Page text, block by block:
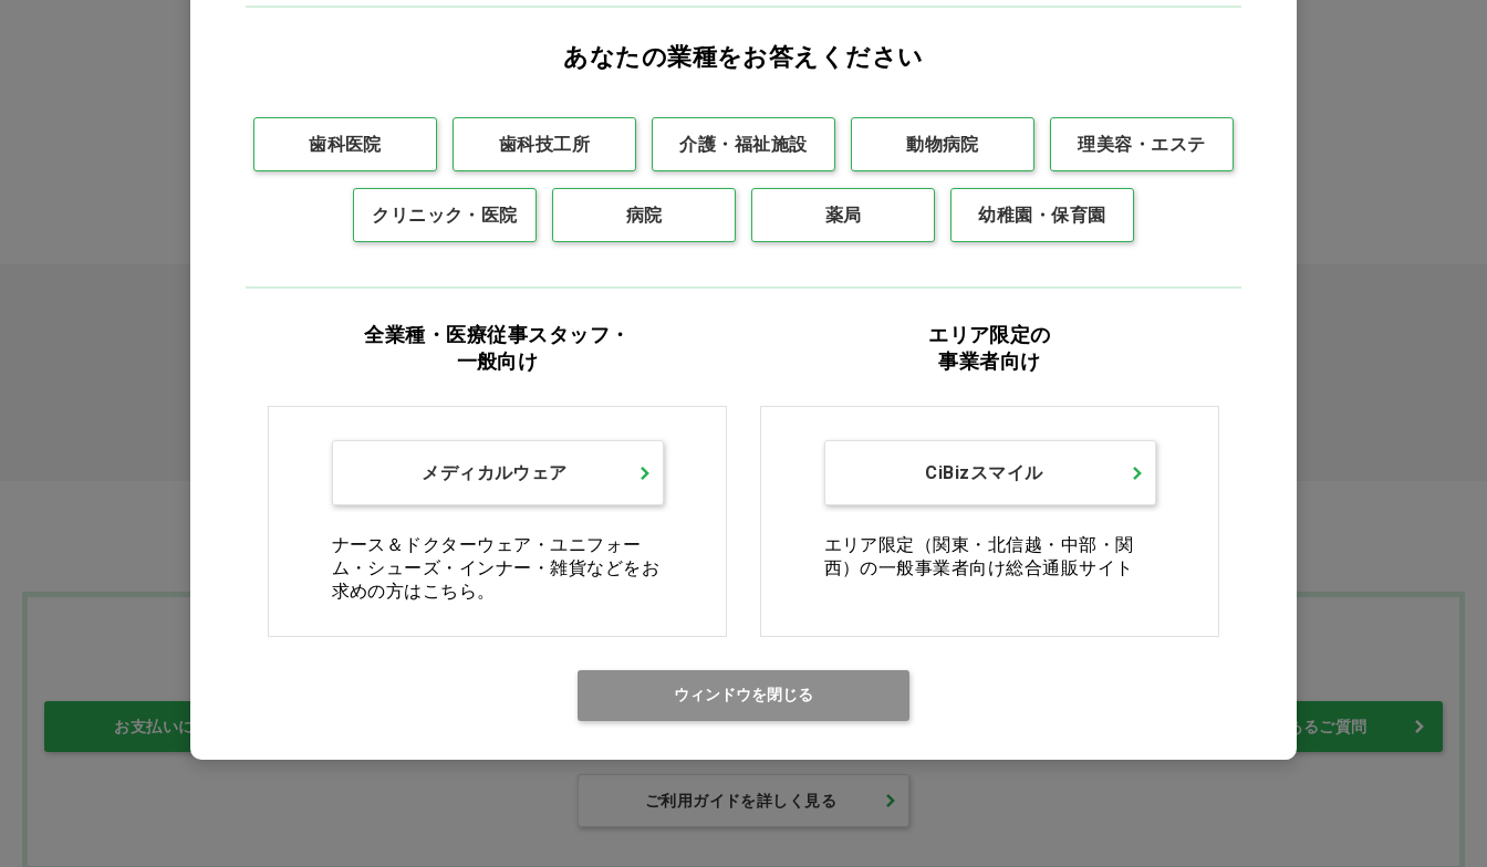
最初 前の100件 1 次の100件 最後
カタログをご利用のお客様
カタログ請求 商品コード入力でクイックオーダー
お支払いについて 返品・交換について よくあるご質問
ご利用ガイドを詳しく見る
あなたの業種をお答えください
歯科医院 歯科技工所 介護・福祉施設 動物病院 理美容・エステ
クリニック・医院 病院 薬局 幼稚園・保育園
全業種・医療従事スタッフ・
一般向け
メディカルウェア
ナース＆ドクターウェア・ユニフォー
ム・シューズ・インナー・雑貨などをお
求めの方はこちら。
エリア限定の
事業者向け
CiBizスマイル
エリア限定（関東・北信越・中部・関
西）の一般事業者向け総合通販サイト
ウィンドウを閉じる